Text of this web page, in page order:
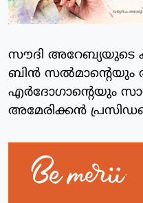
സൗദി അറേബ്യയുടെ
ബിന്‍ സല്‍മാന്റെയും
എര്‍ദോഗാന്റെയും
അമേരിക്കന്‍